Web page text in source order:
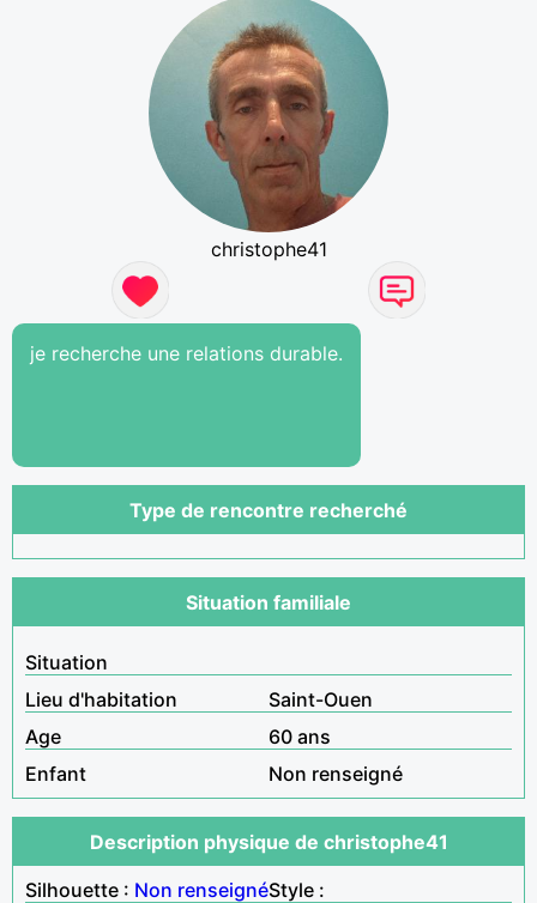
christophe41
je recherche une relations durable.
Type de rencontre recherché
Situation familiale
Situation
Lieu d'habitation
Saint-Ouen
Age
60 ans
Enfant
Non renseigné
Description physique de christophe41
Silhouette : Non renseignéStyle :